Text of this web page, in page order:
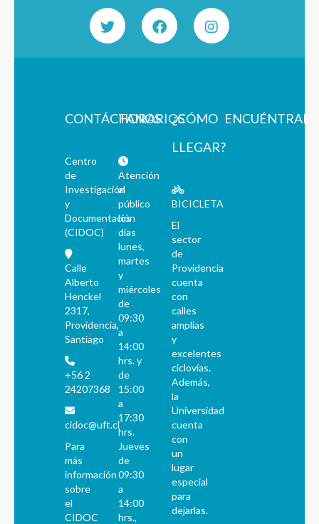
CONTÁCTANOS
Centro
de
Investigación
y
Documentación
(CIDOC)
Calle
Alberto
Henckel
2317,
Providencia,
Santiago
+56 2
24207368
cidoc@uft.cl
Para
más
información
sobre
el
CIDOC
HORARIOS
Atención
al
público
los
días
lunes,
martes
y
miércoles
de
09:30
a
14:00
hrs. y
de
15:00
a
17:30
hrs.
Jueves
de
09:30
a
14:00
hrs.,
¿CÓMO
LLEGAR?
BICICLETA
El
sector
de
Providencia
cuenta
con
calles
amplias
y
excelentes
ciclovías.
Además,
la
Universidad
cuenta
con
un
lugar
especial
para
dejarlas.